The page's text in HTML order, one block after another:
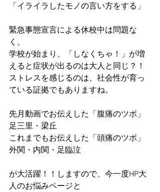
「イライラしたモノの言い方をする」
緊急事態宣言による休校中は問題な
く、
学校が始まり、「しなくちゃ！」が増
えると症状が出るのは大人と同じ？！
ストレスを感じるのは、社会性が育っ
ている証拠でもありますね。
先月動画でお伝えした「腹痛のツボ」
足三里・梁丘
これまでもお伝えした「頭痛のツボ」
外関・内関・足臨泣
が大活躍！！しますので、今一度HP大
人のお悩みページと